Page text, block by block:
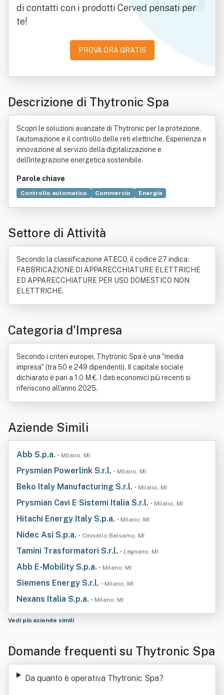
di contatti con i prodotti Cerved pensati per
te!
PROVA ORA GRATIS
Descrizione di Thytronic Spa
Scopri le soluzioni avanzate di Thytronic per la protezione,
l’automazione e il controllo delle reti elettriche. Esperienza e
innovazione al servizio della digitalizzazione e
dell'integrazione energetica sostenibile.
Parole chiave
Controllo automatico Commercio
Energia
Sicurezza informatica
Rete elettrica
Settore di Attività
Secondo la classificazione ATECO, il codice 27 indica:
FABBRICAZIONE DI APPARECCHIATURE ELETTRICHE
ED APPARECCHIATURE PER USO DOMESTICO NON
ELETTRICHE.
Categoria d'Impresa
Secondo i criteri europei, Thytronic Spa è una "media
impresa" (tra 50 e 249 dipendenti). Il capitale sociale
dichiarato è pari a 1.0 M €. I dati economici più recenti si
riferiscono all'anno 2025.
Aziende Simili
Abb S.p.a. • Milano, MI
Prysmian Powerlink S.r.l. • Milano, MI
Beko Italy Manufacturing S.r.l. • Milano, MI
Prysmian Cavi E Sistemi Italia S.r.l. • Milano, MI
Hitachi Energy Italy S.p.a. • Milano, MI
Nidec Asi S.p.a. • Cinisello Balsamo, MI
Tamini Trasformatori S.r.l. • Legnano, MI
Abb E-Mobility S.p.a. • Milano, MI
Siemens Energy S.r.l. • Milano, MI
Nexans Italia S.p.a. • Milano, MI
Vedi più aziende simili
Domande frequenti su Thytronic Spa
Da quanto è operativa Thytronic Spa?